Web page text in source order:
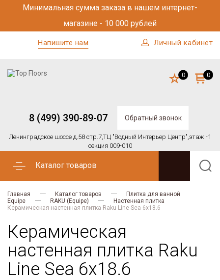
Минимальная сумма заказа в нашем интернет-
магазине - 10 000 рублей
Напишите нам Личный кабинет
8 (499) 390-89-07 Обратный звонок
Ленинградское шоссе д.58 стр.7,ТЦ "Водный Интерьер Центр",этаж -1
секция 009-010
0 0
Каталог товаров
Главная Каталог товаров
Плитка для ванной
Equipe
RAKU (Equipe)
Настенная плитка
Керамическая настенная плитка Raku Line Sea 6x18.6
Керамическая
настенная плитка Raku
Line Sea 6x18.6